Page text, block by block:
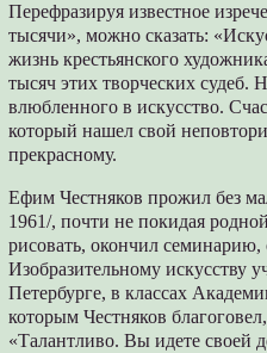
Перефразируя известное
тысячи», можно сказать:
жизнь крестьянского
тысяч этих творческих судеб.
влюбленного в искусство.
который нашел свой
прекрасному.
Ефим Честняков прожил без
1961/, почти не покидая
рисовать, окончил
Изобразительному искусству
Петербурге, в классах
которым Честняков
«Талантливо. Вы идете своей